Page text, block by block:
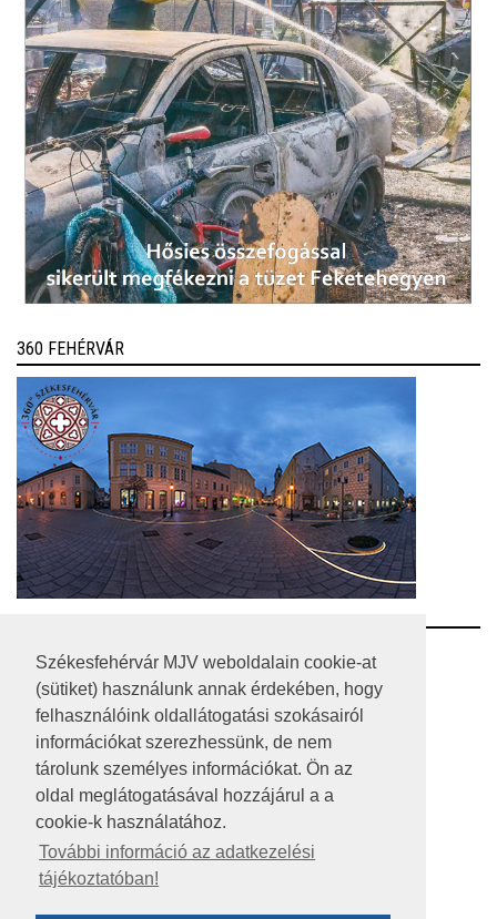
Székesfehérvár MJV weboldalain cookie-at
(sütiket) használunk annak érdekében, hogy
felhasználóink oldallátogatási szokásairól
információkat szerezhessünk, de nem
tárolunk személyes információkat. Ön az
oldal meglátogatásával hozzájárul a a
cookie-k használatához.
További információ az adatkezelési
tájékoztatóban!
360 FEHÉRVÁR
RSS
A HONLAP 2017.03.31-I ÁLLAPOTA
JOGI NYILATKOZAT
IMPRESSZUM
KÖZÉRDEKŰ ADATOK